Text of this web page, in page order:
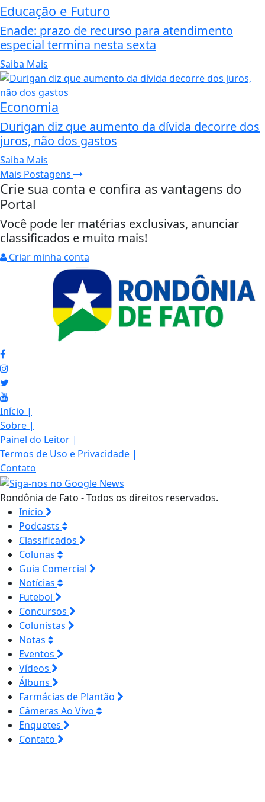
Educação e Futuro
Enade: prazo de recurso para atendimento
especial termina nesta sexta
Saiba Mais
Economia
Durigan diz que aumento da dívida decorre dos
juros, não dos gastos
Saiba Mais
Mais Postagens
Crie sua conta e confira as vantagens do
Portal
Você pode ler matérias exclusivas, anunciar
classificados e muito mais!
Criar minha conta
Início |
Sobre |
Painel do Leitor |
Termos de Uso e Privacidade |
Contato
Rondônia de Fato - Todos os direitos reservados.
Início
Podcasts
Classificados
Colunas
Guia Comercial
Notícias
Futebol
Concursos
Colunistas
Notas
Eventos
Vídeos
Álbuns
Farmácias de Plantão
Câmeras Ao Vivo
Enquetes
Contato